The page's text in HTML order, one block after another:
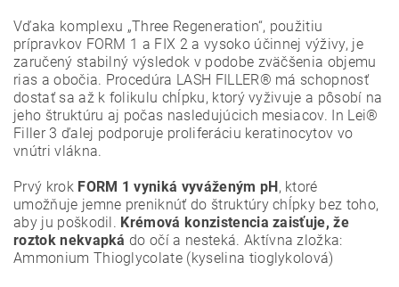
Vďaka komplexu „Three Regeneration“, použitiu
prípravkov FORM 1 a FIX 2 a vysoko účinnej výživy, je
zaručený stabilný výsledok v podobe zväčšenia objemu
rias a obočia. Procedúra LASH FILLER® má schopnosť
dostať sa až k folikulu chĺpku, ktorý vyživuje a pôsobí na
jeho štruktúru aj počas nasledujúcich mesiacov. In Lei®
Filler 3 ďalej podporuje proliferáciu keratinocytov vo
vnútri vlákna.
Prvý krok FORM 1 vyniká vyváženým pH, ktoré
umožňuje jemne preniknúť do štruktúry chĺpky bez toho,
aby ju poškodil. Krémová konzistencia zaisťuje, že
roztok nekvapká do očí a nesteká. Aktívna zložka:
Ammonium Thioglycolate (kyselina tioglykolová)